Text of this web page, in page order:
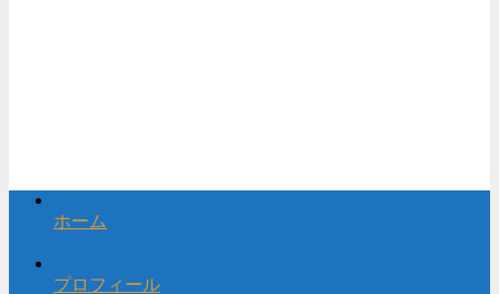
ホーム
プロフィール